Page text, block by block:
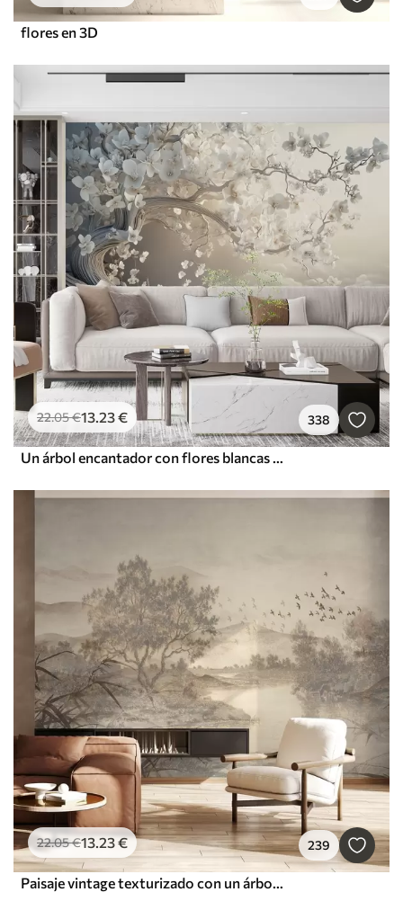
flores en 3D
22.05€13.23€ 338
Un árbol encantador con flores blancas contra el fondo de nubes en un estilo interesante en delicados colores cálidos
22.05€13.23€ 239
Paisaje vintage texturizado con un árbol cerca de un río y un cielo nublado, arte de la naturaleza en tonos sepia